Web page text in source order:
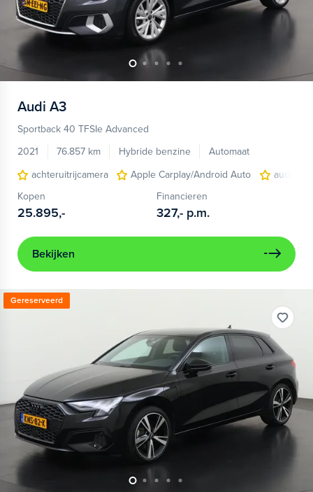
Audi A3
Sportback 40 TFSIe Advanced
2021
76.857 km Hybride benzine
Automaat
achteruitrijcamera
Apple Carplay/Android Auto
audio
Kopen
25.895,-
Financieren
327,- p.m.
Bekijken
Gereserveerd